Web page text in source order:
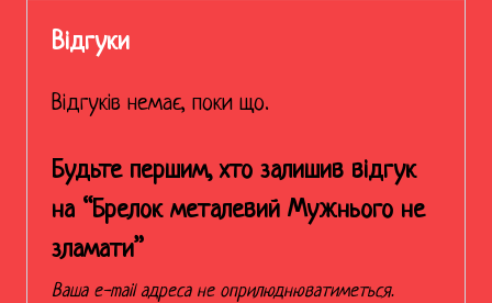
Відгуки
Відгуків немає, поки що.
Будьте першим, хто залишив відгук
на “Брелок металевий Мужнього не
зламати”
Ваша e-mail адреса не оприлюднюватиметься.